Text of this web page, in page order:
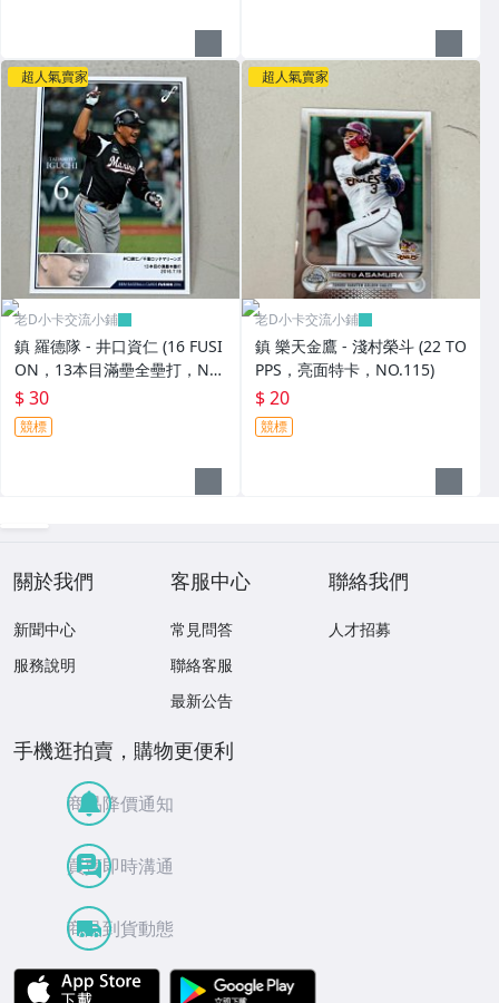
超人氣賣家
老D小卡交流小鋪
鎮 羅德隊 - 井口資仁 (16 FUSI
ON，13本目滿壘全壘打，NO.
064) BBM活動卡，有鋼印
$ 30
競標
超人氣賣家
老D小卡交流小鋪
鎮 樂天金鷹 - 淺村榮斗 (22 TO
PPS，亮面特卡，NO.115)
$ 20
競標
關於我們
新聞中心
服務說明
客服中心
常見問答
聯絡客服
最新公告
聯絡我們
人才招募
手機逛拍賣，購物更便利
商品降價通知
買賣即時溝通
商品到貨動態
APP Store